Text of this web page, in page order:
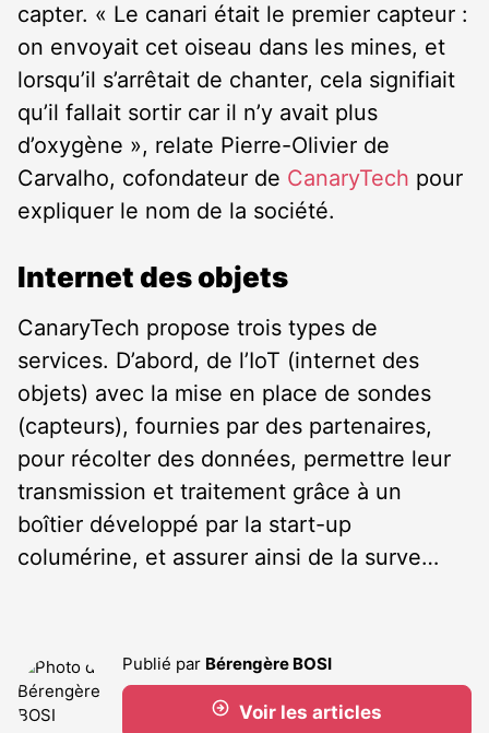
capter. « Le canari était le premier capteur :
on envoyait cet oiseau dans les mines, et
lorsqu’il s’arrêtait de chanter, cela signifiait
qu’il fallait sortir car il n’y avait plus
d’oxygène », relate Pierre-Olivier de
Carvalho, cofondateur de CanaryTech pour
expliquer le nom de la société.
Internet des objets
CanaryTech propose trois types de
services. D’abord, de l’IoT (internet des
objets) avec la mise en place de sondes
(capteurs), fournies par des partenaires,
pour récolter des données, permettre leur
transmission et traitement grâce à un
boîtier développé par la start-up
columérine, et assurer ainsi de la surve…
Publié par Bérengère BOSI
Voir les articles